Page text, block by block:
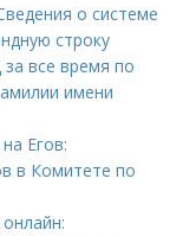
о системе
строку
все время по
имени
Егов:
в Комитете по